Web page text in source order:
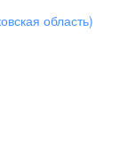
область)